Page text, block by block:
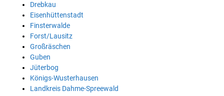
Drebkau
Eisenhüttenstadt
Finsterwalde
Forst/Lausitz
Großräschen
Guben
Jüterbog
Königs-Wusterhausen
Landkreis Dahme-Spreewald